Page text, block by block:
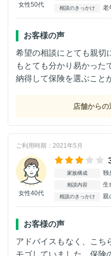
女性50代 相談のきっかけ 老
お客様の声
希望の相談にとても親切
もとても分かり易かった
納得して保険を選ぶこと
店舗から
ご利用時期：2021年5月
女性40代
家族構成 独
相談内容
相談のきっかけ 親
お客様の声
アドバイスもなく、こち
モゴしていました。保険